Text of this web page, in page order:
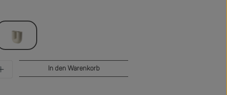
sand
den gewünschten Wert ein oder
In den Warenkorb